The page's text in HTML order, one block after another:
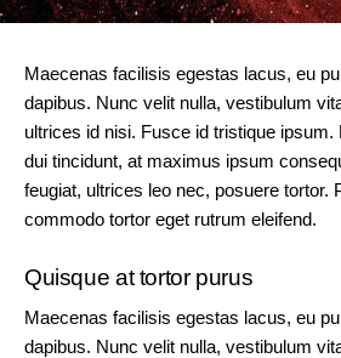
Maecenas facilisis egestas lacus, eu
dapibus. Nunc velit nulla, vestibulum
ultrices id nisi. Fusce id tristique ipsum.
dui tincidunt, at maximus ipsum
feugiat, ultrices leo nec, posuere tortor.
commodo tortor eget rutrum eleifend.
Quisque at tortor purus
Maecenas facilisis egestas lacus, eu
dapibus. Nunc velit nulla, vestibulum